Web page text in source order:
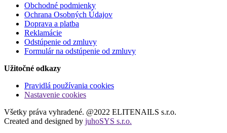
Obchodné podmienky
Ochrana Osobných Údajov
Doprava a platba
Reklamácie
Odstúpenie od zmluvy
Formulár na odstúpenie od zmluvy
Užitočné odkazy
Pravidlá používania cookies
Nastavenie cookies
Všetky práva vyhradené. @2022 ELITENAILS s.r.o.
Created and designed by juhoSYS s.r.o.